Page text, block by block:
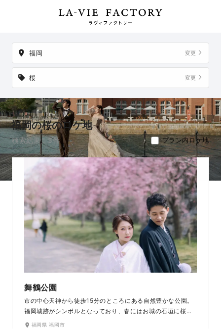
福岡 変更
桜 変更
福岡の桜のロケ地
検索結果：5件 プラン内ロケ地
舞鶴公園
市の中心天神から徒歩15分のところにある自然豊かな公園。
福岡城跡がシンボルとなっており、春にはお城の石垣に桜の
花が彩りをそえます。満開の桜のトンネルはドレスでも和装
福岡県 福岡市